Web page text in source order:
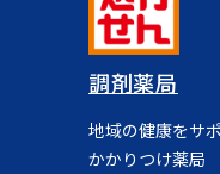
調剤薬局
地域の健康をサ
かかりつけ薬局